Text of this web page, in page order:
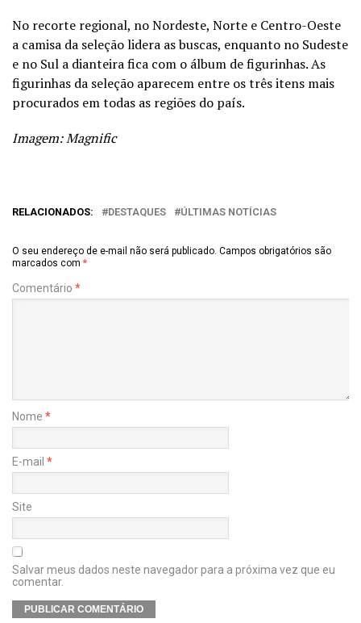
No recorte regional, no Nordeste, Norte e Centro-Oeste
a camisa da seleção lidera as buscas, enquanto no Sudeste
e no Sul a dianteira fica com o álbum de figurinhas. As
figurinhas da seleção aparecem entre os três itens mais
procurados em todas as regiões do país.
Imagem: Magnific
RELACIONADOS: DESTAQUES ÚLTIMAS NOTÍCIAS
O seu endereço de e-mail não será publicado. Campos obrigatórios são
marcados com *
Comentário *
Nome *
E-mail *
Site
Salvar meus dados neste navegador para a próxima vez que eu
comentar.